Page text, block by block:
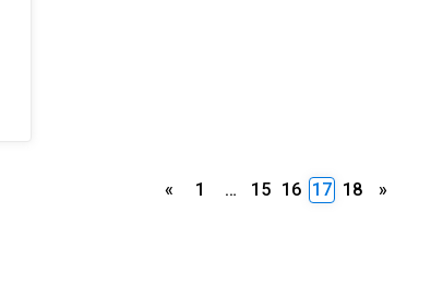
Paginación
« 1 … 15 16 17 18 »